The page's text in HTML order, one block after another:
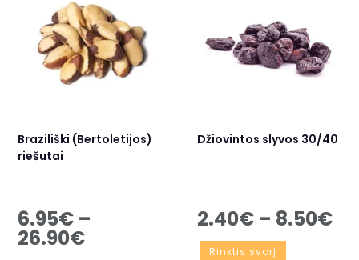
Braziliški (Bertoletijos)
riešutai
6.95€ –
26.90€
Džiovintos slyvos 30/40
2.40€ – 8.50€
Rinktis svorį